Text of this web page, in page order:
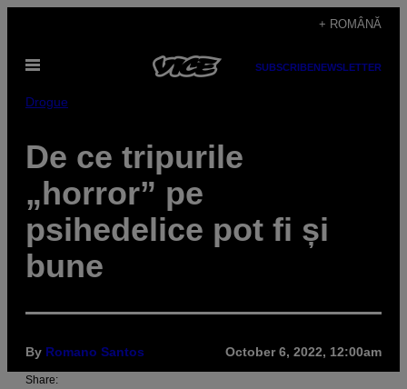
content
+ ROMÂNĂ
Open
SUBSCRIBENEWSLETTER
Drogue
De ce tripurile
„horror” pe
psihedelice pot fi și
bune
By Romano Santos October 6, 2022, 12:00am
Share: